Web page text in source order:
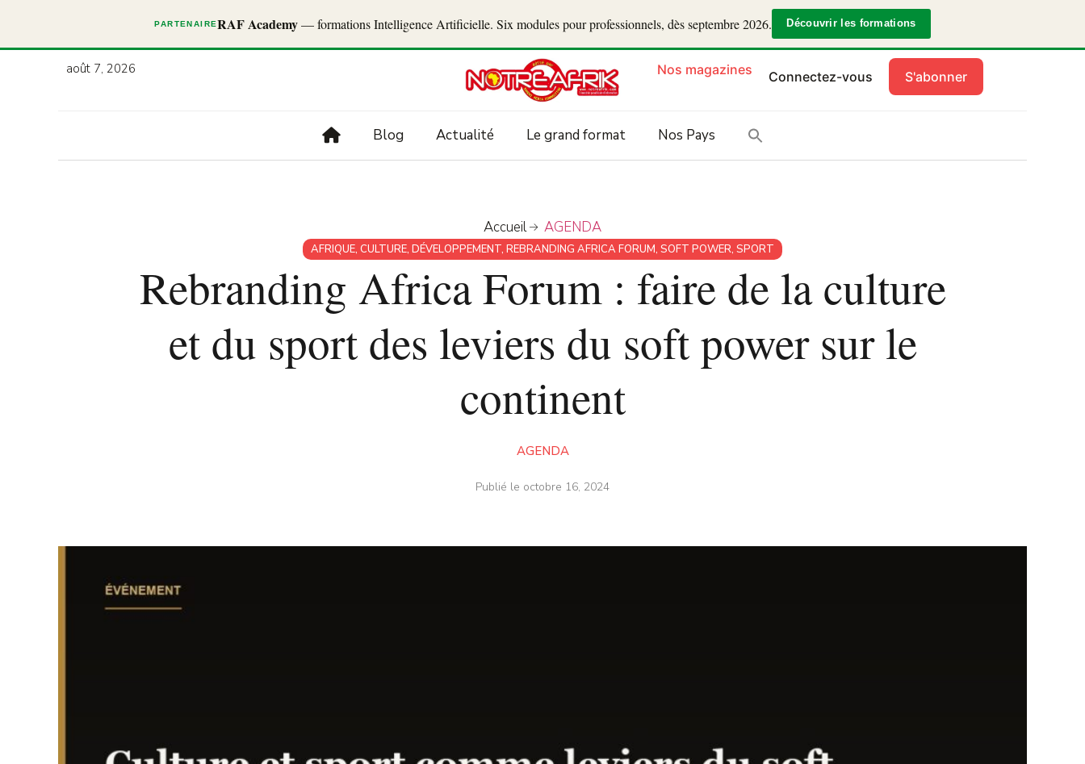
PARTENAIRERAF Academy— formations Intelligence Artificielle. Six modules pour professionnels, dès septembre 2026. Découvrir les formations
août 7, 2026 Nos magazines Connectez-vous S'abonner
Blog Actualité Le grand format Nos Pays
Accueil AGENDA
AFRIQUE, CULTURE, DÉVELOPPEMENT, REBRANDING AFRICA FORUM, SOFT POWER, SPORT
Rebranding Africa Forum : faire de la culture
et du sport des leviers du soft power sur le
continent
AGENDA
Publié le octobre 16, 2024